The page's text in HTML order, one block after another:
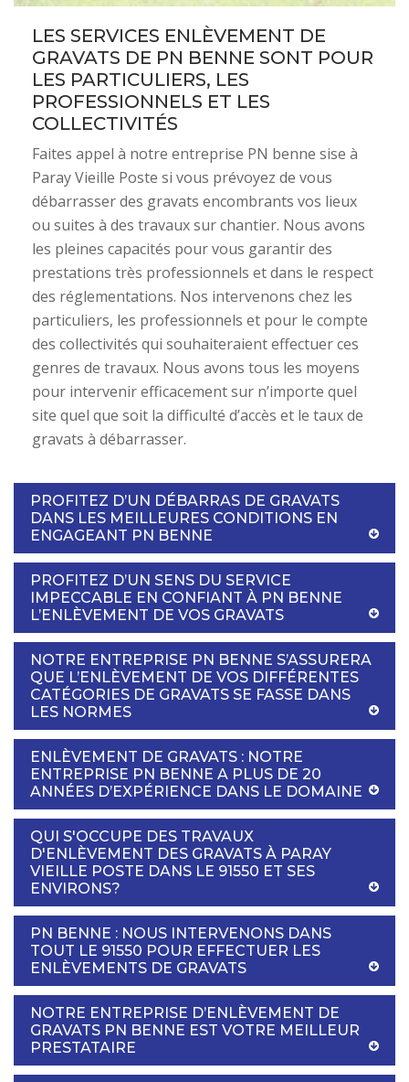
LES SERVICES ENLÈVEMENT DE
GRAVATS DE PN BENNE SONT POUR
LES PARTICULIERS, LES
PROFESSIONNELS ET LES
COLLECTIVITÉS
Faites appel à notre entreprise PN benne sise à
Paray Vieille Poste si vous prévoyez de vous
débarrasser des gravats encombrants vos lieux
ou suites à des travaux sur chantier. Nous avons
les pleines capacités pour vous garantir des
prestations très professionnels et dans le respect
des réglementations. Nos intervenons chez les
particuliers, les professionnels et pour le compte
des collectivités qui souhaiteraient effectuer ces
genres de travaux. Nous avons tous les moyens
pour intervenir efficacement sur n’importe quel
site quel que soit la difficulté d’accès et le taux de
gravats à débarrasser.
PROFITEZ D’UN DÉBARRAS DE GRAVATS
DANS LES MEILLEURES CONDITIONS EN
ENGAGEANT PN BENNE
PROFITEZ D’UN SENS DU SERVICE
IMPECCABLE EN CONFIANT À PN BENNE
L’ENLÈVEMENT DE VOS GRAVATS
NOTRE ENTREPRISE PN BENNE S’ASSURERA
QUE L’ENLÈVEMENT DE VOS DIFFÉRENTES
CATÉGORIES DE GRAVATS SE FASSE DANS
LES NORMES
ENLÈVEMENT DE GRAVATS : NOTRE
ENTREPRISE PN BENNE A PLUS DE 20
ANNÉES D’EXPÉRIENCE DANS LE DOMAINE
QUI S'OCCUPE DES TRAVAUX
D'ENLÈVEMENT DES GRAVATS À PARAY
VIEILLE POSTE DANS LE 91550 ET SES
ENVIRONS?
PN BENNE : NOUS INTERVENONS DANS
TOUT LE 91550 POUR EFFECTUER LES
ENLÈVEMENTS DE GRAVATS
NOTRE ENTREPRISE D’ENLÈVEMENT DE
GRAVATS PN BENNE EST VOTRE MEILLEUR
PRESTATAIRE